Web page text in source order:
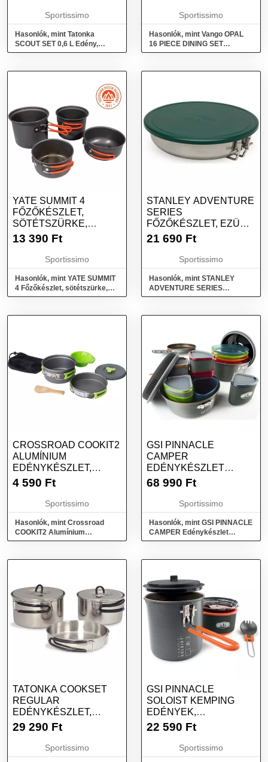
Sportissimo
Hasonlók, mint Tatonka
SCOUT SET 0,6 L Edény,
ezüst, méret
Sportissimo
Hasonlók, mint Vango OPAL
16 PIECE DINING SET
Evőeszköz készlet, fehér,
YATE SUMMIT 4
FŐZŐKÉSZLET,
SÖTÉTSZÜRKE,
MÉRET
13 390 Ft
Sportissimo
Hasonlók, mint YATE SUMMIT
4 Főzőkészlet, sötétszürke,
méret
STANLEY ADVENTURE
SERIES
FŐZŐKÉSZLET, EZÜST,
MÉRET
21 690 Ft
Sportissimo
Hasonlók, mint STANLEY
ADVENTURE SERIES
Főzőkészlet, ezüst, méret
CROSSROAD COOKIT2
ALUMÍNIUM
EDÉNYKÉSZLET,
FEKETE, MÉRET
4 590 Ft
Sportissimo
Hasonlók, mint Crossroad
COOKIT2 Alumínium
edénykészlet, fekete, méret
GSI PINNACLE
CAMPER
EDÉNYKÉSZLET
KEMPINGEZÉSHEZ,
68 990 Ft
Sportissimo
Hasonlók, mint GSI PINNACLE
CAMPER Edénykészlet
kempingezéshez, mix, méret
TATONKA COOKSET
REGULAR
EDÉNYKÉSZLET,
EZÜST, MÉRET
29 290 Ft
Sportissimo
GSI PINNACLE
SOLOIST KEMPING
EDÉNYEK,
SÖTÉTSZÜRKE,
22 590 Ft
Sportissimo